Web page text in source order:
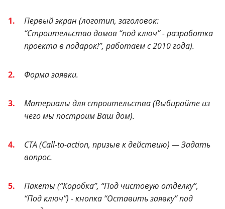
Первый экран (логотип, заголовок:
“Строительство домов “под ключ” - разработка
проекта в подарок!”, работаем с 2010 года).
Форма заявки.
Материалы для строительства (Выбирайте из
чего мы построим Ваш дом).
СТА (Call-to-action, призыв к действию) — Задать
вопрос.
Пакеты (“Коробка”, “Под чистовую отделку”,
“Под ключ”) - кнопка “Оставить заявку” под